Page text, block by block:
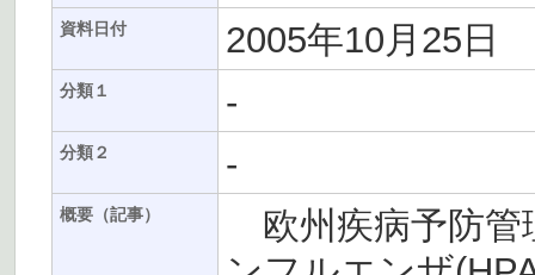
資料日付 2005年10月25日
分類１ -
分類２ -
概要（記事）
欧州疾病予防管